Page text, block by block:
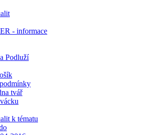
- informace
Podluží
tvář
k tématu